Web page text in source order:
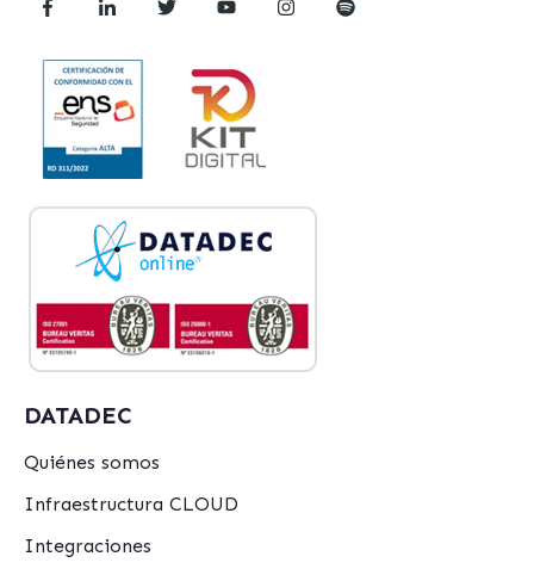
DATADEC
Quiénes somos
Infraestructura CLOUD
Integraciones